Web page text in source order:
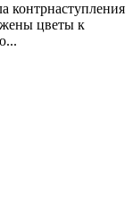
контрнаступления
цветы к